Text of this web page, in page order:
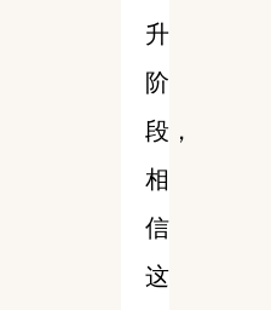
升
阶
段，
相
信
这